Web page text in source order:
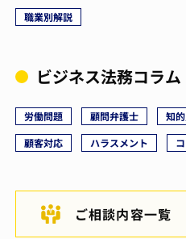
職業別解説
ビジネス法務コラム
労働問題 顧問弁護士 知
顧客対応
ハラスメント
ご相談内容一覧